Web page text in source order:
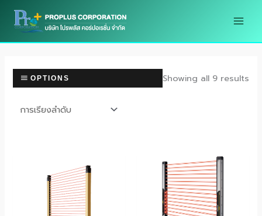
Skip
OPTIONS Showing all 9 results